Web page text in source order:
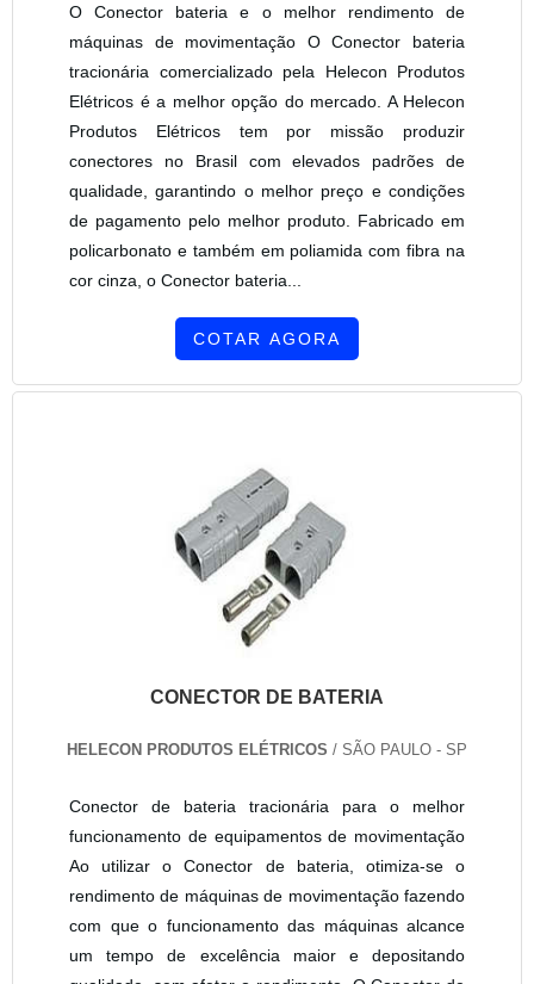
O Conector bateria e o melhor rendimento de
máquinas de movimentação O Conector bateria
tracionária comercializado pela Helecon Produtos
Elétricos é a melhor opção do mercado. A Helecon
Produtos Elétricos tem por missão produzir
conectores no Brasil com elevados padrões de
qualidade, garantindo o melhor preço e condições
de pagamento pelo melhor produto. Fabricado em
policarbonato e também em poliamida com fibra na
cor cinza, o Conector bateria...
COTAR AGORA
CONECTOR DE BATERIA
HELECON PRODUTOS ELÉTRICOS / SÃO PAULO - SP
Conector de bateria tracionária para o melhor
funcionamento de equipamentos de movimentação
Ao utilizar o Conector de bateria, otimiza-se o
rendimento de máquinas de movimentação fazendo
com que o funcionamento das máquinas alcance
um tempo de excelência maior e depositando